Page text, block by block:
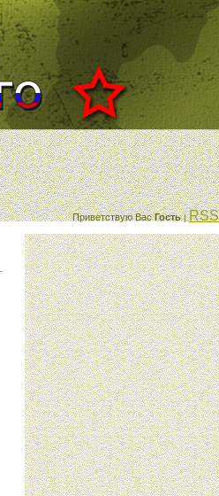
Приветствую Вас Гость |RSS